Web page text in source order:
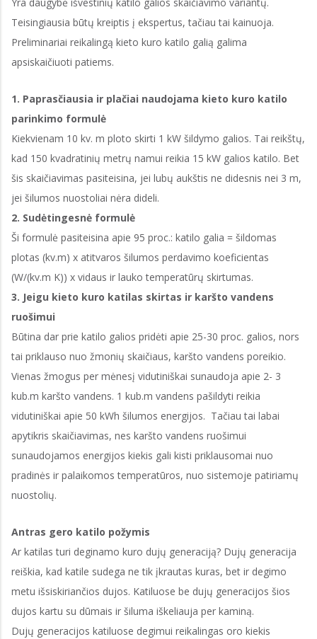
Teisingiausia būtų kreiptis į ekspertus, tačiau tai kainuoja.
Preliminariai reikalingą kieto kuro katilo galią galima
apsiskaičiuoti patiems.
1. Paprasčiausia ir plačiai naudojama kieto kuro katilo
parinkimo formulė
Kiekvienam 10 kv. m ploto skirti 1 kW šildymo galios. Tai reikštų,
kad 150 kvadratinių metrų namui reikia 15 kW galios katilo. Bet
šis skaičiavimas pasiteisina, jei lubų aukštis ne didesnis nei 3 m,
jei šilumos nuostoliai nėra dideli.
2. Sudėtingesnė formulė
Ši formulė pasiteisina apie 95 proc.: katilo galia = šildomas
plotas (kv.m) x atitvaros šilumos perdavimo koeficientas
(W/(kv.m K)) x vidaus ir lauko temperatūrų skirtumas.
3. Jeigu kieto kuro katilas skirtas ir karšto vandens
ruošimui
Būtina dar prie katilo galios pridėti apie 25-30 proc. galios, nors
tai priklauso nuo žmonių skaičiaus, karšto vandens poreikio.
Vienas žmogus per mėnesį vidutiniškai sunaudoja apie 2- 3
kub.m karšto vandens. 1 kub.m vandens pašildyti reikia
vidutiniškai apie 50 kWh šilumos energijos. Tačiau tai labai
apytikris skaičiavimas, nes karšto vandens ruošimui
sunaudojamos energijos kiekis gali kisti priklausomai nuo
pradinės ir palaikomos temperatūros, nuo sistemoje patiriamų
nuostolių.
Antras gero katilo požymis
Ar katilas turi deginamo kuro dujų generaciją? Dujų generacija
reiškia, kad katile sudega ne tik įkrautas kuras, bet ir degimo
metu išsiskiriančios dujos. Katiluose be dujų generacijos šios
dujos kartu su dūmais ir šiluma iškeliauja per kaminą.
Dujų generacijos katiluose degimui reikalingas oro kiekis